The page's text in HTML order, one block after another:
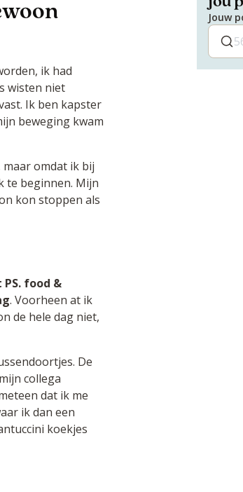
ik had
wisten niet
Ik ben kapster
beweging kwam
omdat ik bij
te beginnen. Mijn
kon stoppen als
food &
. Voorheen at ik
de hele dag niet,
De
collega
dat ik me
ik dan een
koekjes
Jouw